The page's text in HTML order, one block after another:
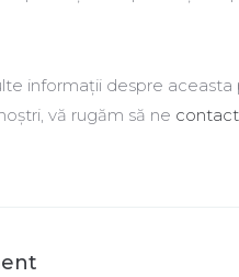
informații despre
vă rugăm să ne